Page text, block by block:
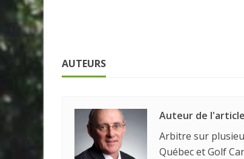
AUTEURS
Auteur de
Arbitre sur
Québec et Golf